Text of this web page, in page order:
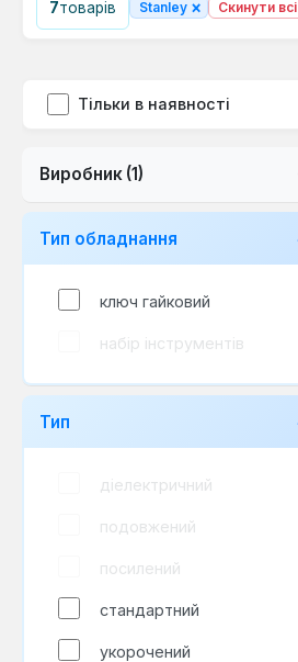
7товарів Stanley × Скинути всі
Тільки в наявності
Виробник (1)
Тип обладнання
ключ гайковий
набір інструментів
Тип
діелектричний
подовжений
посилений
стандартний
укорочений